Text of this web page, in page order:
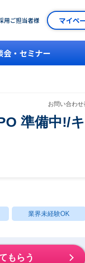
用ご担当者様 マイペ
会・セミナー
お問い合わ
準備中!/
業界未経験OK
もらう